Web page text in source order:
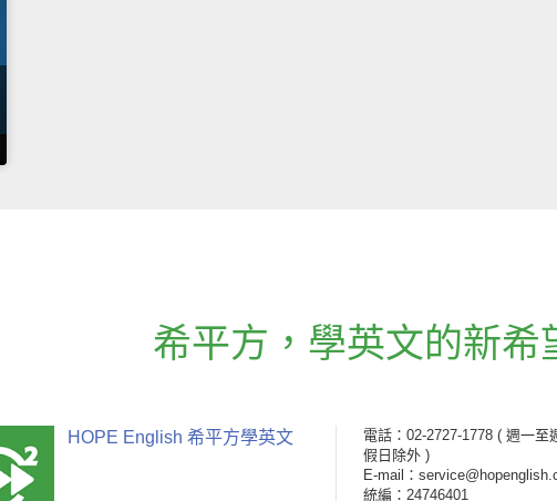
希平方 ， 學英文的新希
HOPE English 希平方學英文 電話：02-2727-1778 ( 週一至
假日除外 )
E-mail：
統編：24746401